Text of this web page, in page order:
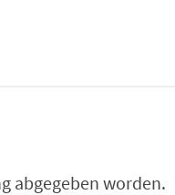
abgegeben worden.